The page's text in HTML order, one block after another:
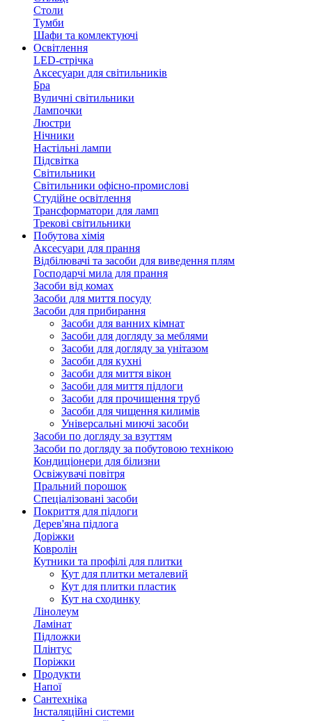
Столи
Тумби
Шафи та комлектуючі
Освітлення
LED-стрічка
Аксесуари для світильників
Бра
Вуличні світильники
Лампочки
Люстри
Нічники
Настільні лампи
Підсвітка
Світильники
Світильники офісно-промислові
Студійне освітлення
Трансформатори для ламп
Трекові світильники
Побутова хімія
Аксесуари для прання
Відбілювачі та засоби для виведення плям
Господарчі мила для прання
Засоби від комах
Засоби для миття посуду
Засоби для прибирання
Засоби для ванних кімнат
Засоби для догляду за меблями
Засоби для догляду за унітазом
Засоби для кухні
Засоби для миття вікон
Засоби для миття підлоги
Засоби для прочищення труб
Засоби для чищення килимів
Універсальні миючі засоби
Засоби по догляду за взуттям
Засоби по догляду за побутовою технікою
Кондиціонери для білизни
Освіжувачі повітря
Пральний порошок
Спеціалізовані засоби
Покриття для підлоги
Дерев'яна підлога
Доріжки
Ковролін
Кутники та профілі для плитки
Кут для плитки металевий
Кут для плитки пластик
Кут на сходинку
Лінолеум
Ламінат
Підложки
Плінтус
Поріжки
Продукти
Напої
Сантехніка
Інсталяційні системи